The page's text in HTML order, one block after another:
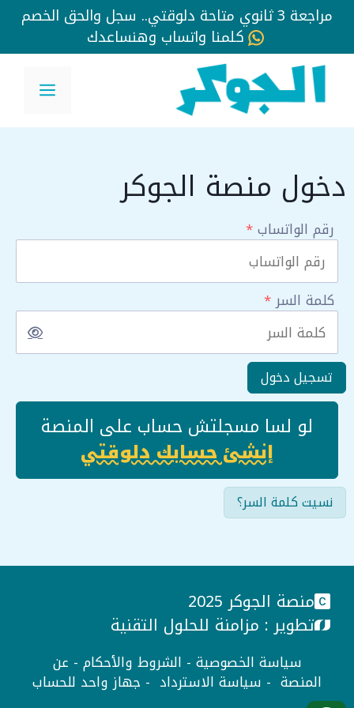
مراجعة 3 ثانوي متاحة دلوقتي.. سجل والحق الخصم
كلمنا واتساب وهنساعدك
انتقل
المحتوى
دخول منصة الجوكر
رقم الواتساب*
كلمة السر *
تسجيل دخول
لو لسا مسجلتش حساب على المنصة
إنشئ حسابك دلوقتي
نسيت كلمة السر؟
منصة الجوكر 2025
تطوير : مزامنة للحلول التقنية
سياسة الخصوصية - الشروط والأحكام - عن
المنصة - سياسة الاسترداد - جهاز واحد للحساب